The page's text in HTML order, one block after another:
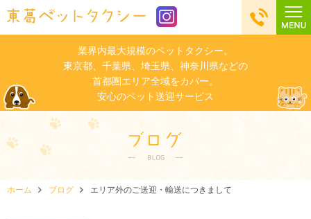
業界内最大規模のペットタクシー。
東京都、千葉県、埼玉県、神奈川県などの
首都圏エリア全域をカバー。
安心のペット送迎サービス
ホーム ブログ エリア外のご送迎・輸送につきまして